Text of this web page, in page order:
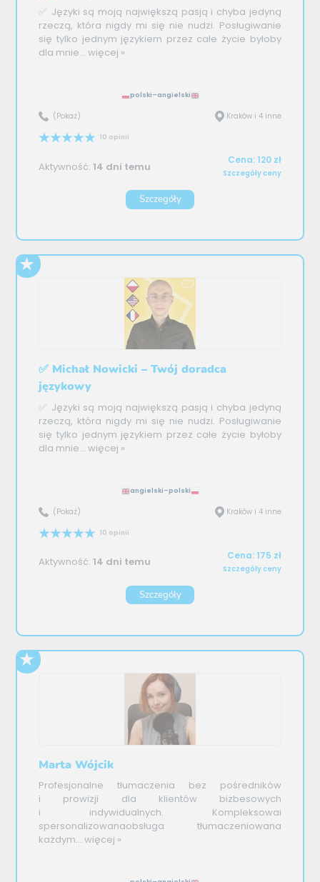
✅ Języki są moją największą pasją i chyba jedyną
rzeczą, która nigdy mi się nie nudzi. Posługiwanie
się tylko jednym językiem przez całe życie byłoby
dla mnie... więcej »
polski–angielski
(Pokaż) Kraków i 4 inne
10 opinii
Aktywność:14 dni temu Cena: 120 zł
Szczegóły ceny
Szczegóły
✅ Michał Nowicki – Twój doradca
językowy
✅ Języki są moją największą pasją i chyba jedyną
rzeczą, która nigdy mi się nie nudzi. Posługiwanie
się tylko jednym językiem przez całe życie byłoby
dla mnie... więcej »
angielski–polski
(Pokaż) Kraków i 4 inne
10 opinii
Aktywność:14 dni temu Cena: 175 zł
Szczegóły ceny
Szczegóły
Marta Wójcik
Profesjonalne tłumaczenia bez pośredników
i prowizji dla klientów bizbesowych
i indywidualnych. Kompleksowai
spersonalizowanaobsługa tłumaczeniowana
każdym... więcej »